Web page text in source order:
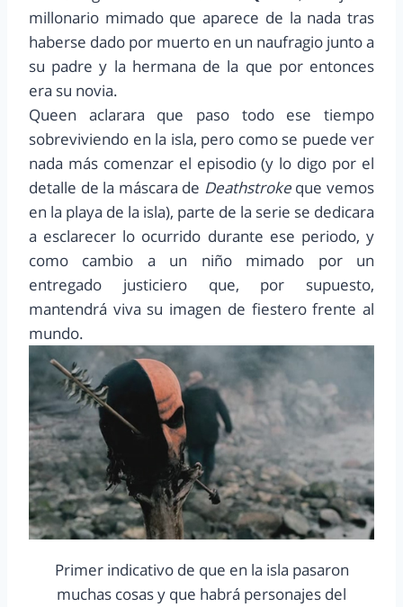
millonario mimado que aparece de la nada tras
haberse dado por muerto en un naufragio junto a
su padre y la hermana de la que por entonces
era su novia.
Queen aclarara que paso todo ese tiempo
sobreviviendo en la isla, pero como se puede ver
nada más comenzar el episodio (y lo digo por el
detalle de la máscara de Deathstrokeque vemos
en la playa de la isla), parte de la serie se dedicara
a esclarecer lo ocurrido durante ese periodo, y
como cambio a un niño mimado por un
entregado justiciero que, por supuesto,
mantendrá viva su imagen de fiestero frente al
mundo.
Primer indicativo de que en la isla pasaron
muchas cosas y que habrá personajes del